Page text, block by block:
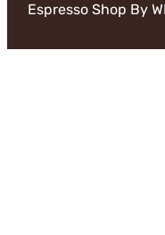
Espresso Shop By